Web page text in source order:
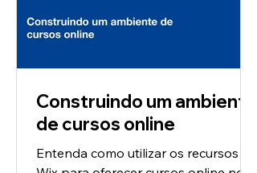
Construindo um ambiente
de cursos online
Entenda como utilizar os recursos do